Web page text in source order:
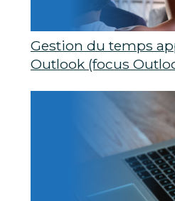
Gestion du temps
Outlook (focus